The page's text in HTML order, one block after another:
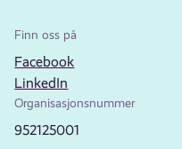
Finn oss på
Facebook
LinkedIn
Organisasjonsnummer
952125001